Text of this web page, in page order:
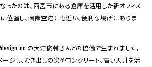
ったのは、西宮市にある倉庫を活用した新オフィス
位置し、国際空港にも近い、便利な場所にありま
Inc.の大江俊輔さんとの協働で生まれました。
ジし、むき出しの梁やコンクリート、高い天井を活